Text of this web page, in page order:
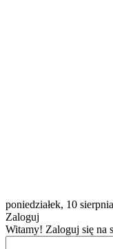
poniedziałek, 10
Zaloguj
Witamy! Zaloguj się na